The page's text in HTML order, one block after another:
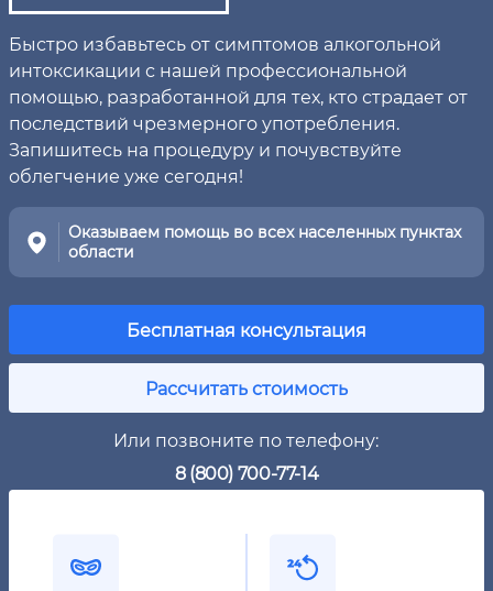
Быстро избавьтесь от симптомов алкогольной
интоксикации с нашей профессиональной
помощью, разработанной для тех, кто страдает от
последствий чрезмерного употребления.
Запишитесь на процедуру и почувствуйте
облегчение уже сегодня!
Оказываем помощь во всех населенных пунктах
области
Бесплатная консультация
Рассчитать стоимость
Или позвоните по телефону:
8 (800) 700-77-14